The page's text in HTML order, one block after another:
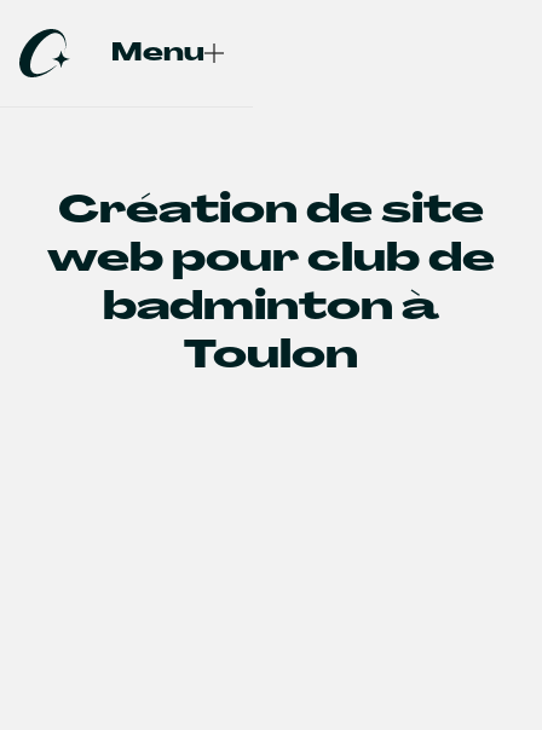
Menu
Création de site
web pour club de
badminton à
Toulon